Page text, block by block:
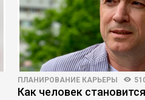
ПЛАНИРОВАНИЕ КАРЬЕРЫ
Как человек становится